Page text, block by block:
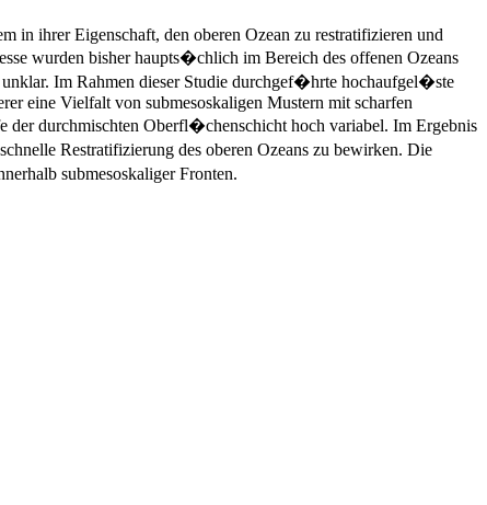
in ihrer Eigenschaft, den oberen Ozean zu restratifizieren und
wurden bisher haupts�chlich im Bereich des offenen Ozeans
Im Rahmen dieser Studie durchgef�hrte hochaufgel�ste
eine Vielfalt von submesoskaligen Mustern mit scharfen
der durchmischten Oberfl�chenschicht hoch variabel. Im Ergebnis
Restratifizierung des oberen Ozeans zu bewirken. Die
submesoskaliger Fronten.